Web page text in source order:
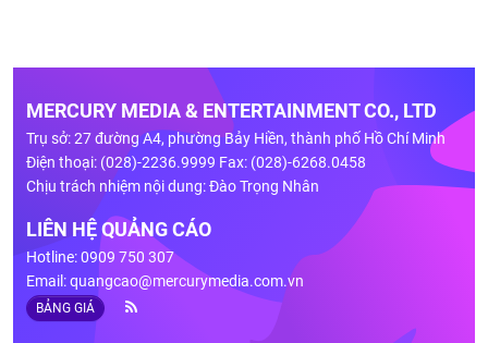
MERCURY MEDIA & ENTERTAINMENT CO., LTD
Trụ sở: 27 đường A4, phường Bảy Hiền, thành phố Hồ Chí Minh
Điện thoại: (028)-2236.9999 Fax: (028)-6268.0458
Chịu trách nhiệm nội dung: Đào Trọng Nhân
LIÊN HỆ QUẢNG CÁO
Hotline: 0909 750 307
Email:quangcao@mercurymedia.com.vn
BẢNG GIÁ